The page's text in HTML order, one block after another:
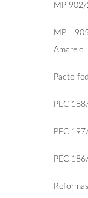
MP 902/
MP
Amarelo
Pacto
PEC
PEC
PEC